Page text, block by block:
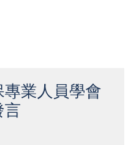
專業人員學會
言